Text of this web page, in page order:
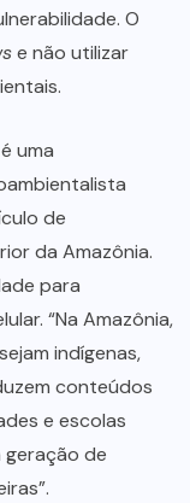
O
e não utilizar
uma
de
da Amazônia.
para
“Na Amazônia,
indígenas,
conteúdos
e escolas
geração de